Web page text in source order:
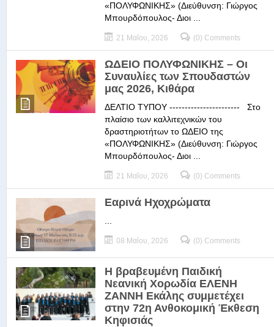
«ΠΟΛΥΦΩΝΙΚΗΣ» (Διεύθυνση: Γιώργος
Μπουρδόπουλος- Διοι ...
21 Μαΐου, 2026 (0) Comments
ΩΔΕΙΟ ΠΟΛΥΦΩΝΙΚΗΣ – Οι
Συναυλίες των Σπουδαστών
μας 2026, Κιθάρα
ΔΕΛΤΙΟ ΤΥΠΟΥ ----------------------- Στο
πλαίσιο των καλλιτεχνικών του
δραστηριοτήτων το ΩΔΕΙΟ της
«ΠΟΛΥΦΩΝΙΚΗΣ» (Διεύθυνση: Γιώργος
Μπουρδόπουλος- Διοι ...
21 Μαΐου, 2026 (0) Comments
Εαρινά Ηχοχρώματα
08 Μαΐου, 2026 (0) Comments
Η βραβευμένη Παιδική
Νεανική Χορωδία ΕΛΕΝΗ
ΖΑΝΝΗ Εκάλης συμμετέχει
στην 72η Ανθοκομική Έκθεση
Κηφισιάς